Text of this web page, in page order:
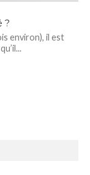
?
environ), il est